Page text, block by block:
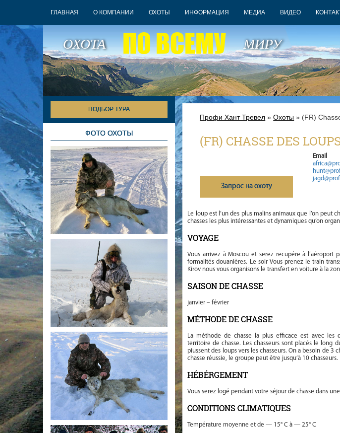
ГЛАВНАЯ О КОМПАНИИ ОХОТЫ ИНФОРМАЦИЯ МЕДИА ВИДЕО
ОХОТА ПО ВСЕМУ МИРУ
ПОДБОР ТУРА
ФОТО ОХОТЫ
Профи Хант Тревел »Охоты » (FR)
(FR) CHASSE DES
Запрос на охоту
Email
Le loup est l’un des plus malins animaux que l’on peut
chasses les plus intéressantes et dynamiques qu’on
VOYAGE
Vous arrivez à Moscou et serez recupére à
formalités douanières. Le soir Vous prenez le train
Kirov nous vous organisons le transfert en voiture à la
SAISON DE CHASSE
janvier – février
MÉTHODE DE CHASSE
La méthode de chasse la plus efficace est avec les
territoire de chasse. Les chasseurs sont placés le long
piussent des loups vers les chasseurs. On a besoin de
chasse réussie, le groupe peut être jusqu’à 10 chasseurs.
HÉBÉRGEMENT
Vous serez logé pendant votre séjour de chasse dans
CONDITIONS CLIMATIQUES
Température moyenne et de — 15° C à — 25° C